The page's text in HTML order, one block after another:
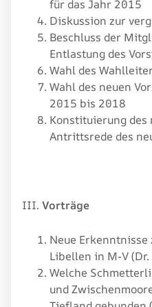
für das Jahr 2015
Diskussion zur
Beschluss der
Entlastung des
Wahl des
Wahl des neuen
2015 bis 2018
Konstituierung des
Antrittsrede des
III. Vorträge
Neue
Libellen in M-V
Welche
und